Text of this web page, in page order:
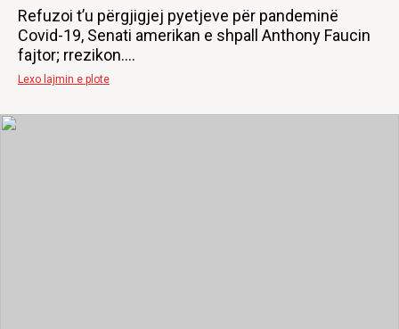
Refuzoi t’u përgjigjej pyetjeve për pandeminë
Covid-19, Senati amerikan e shpall Anthony Faucin
fajtor; rrezikon....
Lexo lajmin e plote